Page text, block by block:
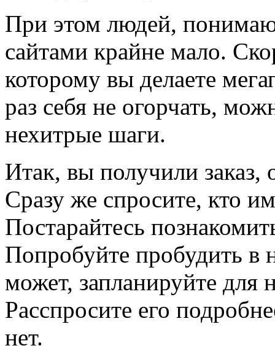
При этом людей,
сайтами крайне мало.
которому вы делаете
раз себя не огорчать,
нехитрые шаги.
Итак, вы получили заказ,
Сразу же спросите, кто
Постарайтесь
Попробуйте пробудить в
может, запланируйте
Расспросите его
нет.